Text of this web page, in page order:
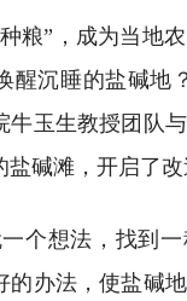
粮”，成为当地
醒沉睡的盐碱地
牛玉生教授团队
碱滩，开启了改
个想法，找到
的办法，使盐碱